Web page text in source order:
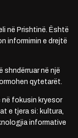
në Prishtinë. Është
informimin e drejtë
shndërruar në një
qytetarët.
në fokusin kryesor
e tjera si: kultura,
informative